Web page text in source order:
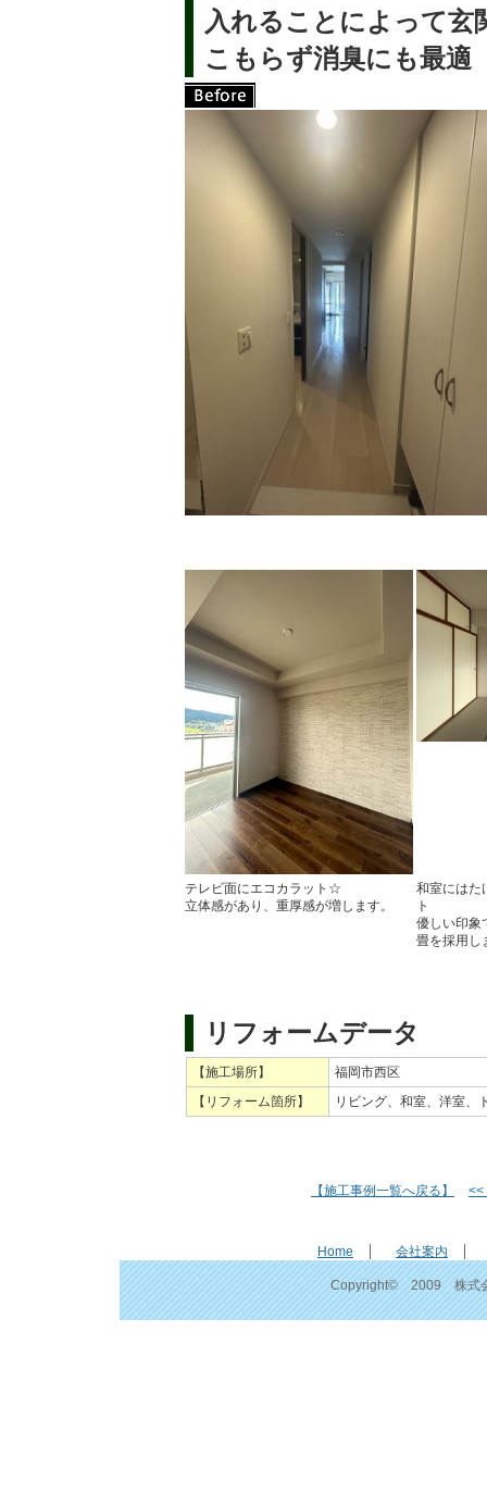
入れることによって玄
こもらず消臭にも最適
テレビ面にエコカラット☆
立体感があり、重厚感が増します。
和室にはた
ト
優しい印象
畳を採用し
リフォームデータ
【施工場所】
福岡市西区
【リフォーム箇所】
リビング、和室、洋室、
【施工事例一覧へ戻る】 <<
Home 会社案内
Copyright© 2009 株式